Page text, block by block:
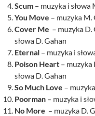
Scum – muzyka i słowa
You Move – muzyka M.
Cover Me – muzyka D.
słowa D. Gahan
Eternal – muzyka i
Poison Heart – muzyka
słowa D. Gahan
So Much Love –
Poorman – muzyka i
No More – muzyka D.